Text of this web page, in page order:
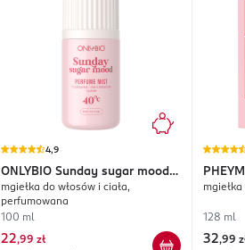
4,9
ONLYBIO Sunday sugar mood
40°C
mgiełka do włosów i ciała,
perfumowana
100 ml
22,99 zł
128 ml
32,99